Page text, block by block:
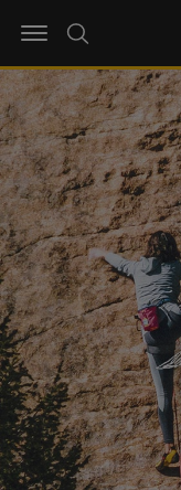
MENU OPEN